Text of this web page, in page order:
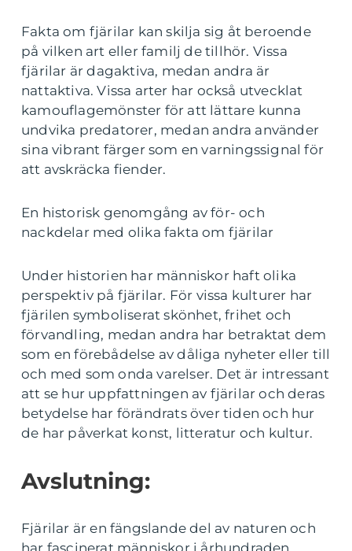
Fakta om fjärilar kan skilja sig åt beroende
på vilken art eller familj de tillhör. Vissa
fjärilar är dagaktiva, medan andra är
nattaktiva. Vissa arter har också utvecklat
kamouflagemönster för att lättare kunna
undvika predatorer, medan andra använder
sina vibrant färger som en varningssignal för
att avskräcka fiender.
En historisk genomgång av för- och
nackdelar med olika fakta om fjärilar
Under historien har människor haft olika
perspektiv på fjärilar. För vissa kulturer har
fjärilen symboliserat skönhet, frihet och
förvandling, medan andra har betraktat dem
som en förebådelse av dåliga nyheter eller till
och med som onda varelser. Det är intressant
att se hur uppfattningen av fjärilar och deras
betydelse har förändrats över tiden och hur
de har påverkat konst, litteratur och kultur.
Avslutning:
Fjärilar är en fängslande del av naturen och
har fascinerat människor i århundraden.